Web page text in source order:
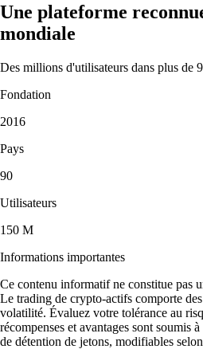
Une plateforme
mondiale
Des millions d'utilisateurs dans plus de
Fondation
2016
Pays
90
Utilisateurs
150 M
Informations importantes
Ce contenu informatif ne constitue pas
Le trading de crypto-actifs comporte
volatilité. Évaluez votre tolérance au
récompenses et avantages sont soumis
de détention de jetons, modifiables